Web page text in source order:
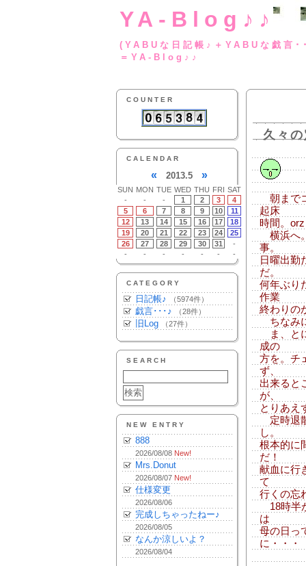
YA-Blog♪♪
(YABUな日記帳♪
＝YA-Blog♪♪
COUNTER
CALENDAR
« 2013.5 »
SUN MON TUE WED THU FRI SAT
-
- - 1 2 3
4
5
6 7 8 9 10
11
12
13 14 15 16 17
18
19
20 21 22 23 24
25
26
27 28 29 30 31
-
-
- - - - - -
CATEGORY
日記帳♪ （5974件）
戯言･･･♪ （28件）
旧Log （27件）
SEARCH
NEW ENTRY
888
2026/08/08 New!
Mrs.Donut
2026/08/07 New!
仕様変更
2026/08/06
完成しちゃったねー♪
2026/08/05
なんか涼しいよ？
2026/08/04
久々
朝まで
起床
時間。
横浜へ
事。
日曜出勤
だ。
何年ぶり
作業
終わりの
ちなみ
ま、と
成の
方を。チ
ず、
出来ると
が、
とりあえ
定時退
し。
根本的に
だ！
献血に行
て
行くの忘
18時半
は
母の日っ
に・・・